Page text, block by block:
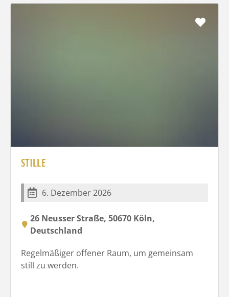
STILLE
6. Dezember 2026
26 Neusser Straße, 50670 Köln,
Deutschland
Regelmäßiger offener Raum, um gemeinsam
still zu werden.